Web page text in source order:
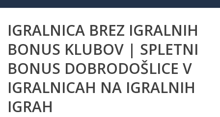
IGRALNICA BREZ IGRALNIH
BONUS KLUBOV | SPLETNI
BONUS DOBRODOŠLICE V
IGRALNICAH NA IGRALNIH
IGRAH